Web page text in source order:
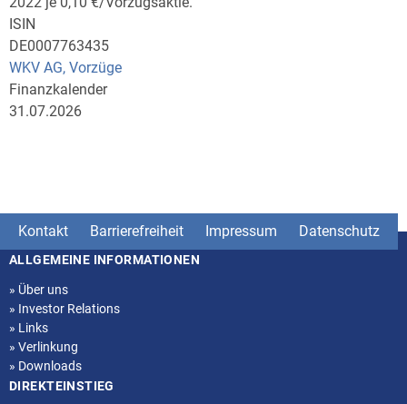
ISIN
DE0007763435
WKV AG, Vorzüge
Finanzkalender
31.07.2026
Kontakt Barrierefreiheit Impressum Datenschutz
Seitenstruktur
ALLGEMEINE INFORMATIONEN
» Über uns
» Investor Relations
» Links
» Verlinkung
» Downloads
DIREKTEINSTIEG